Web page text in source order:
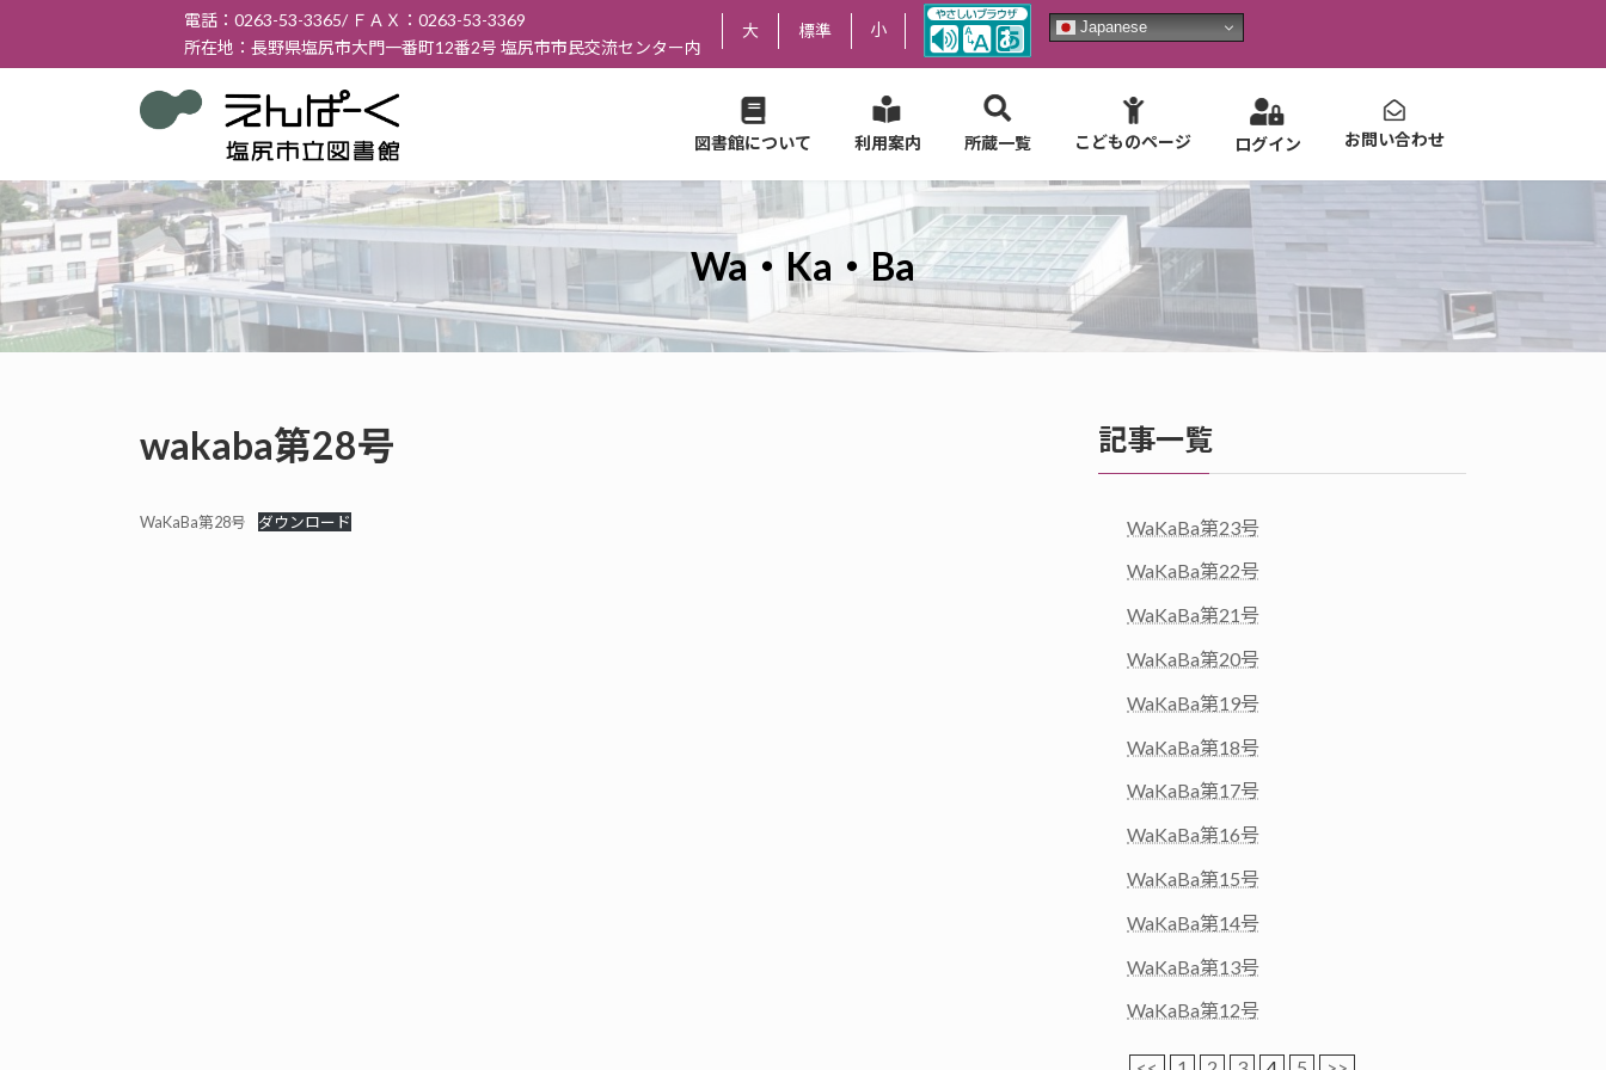
テ
ス
キ
ッ
ゲ
ン
に
移
電話：0263-53-3365/ ＦＡＸ：0263-53-3369
所在地：長野県塩尻市大門一番町12番2号 塩尻市市民交流センター内
大 標準 小 Japanese
図書館について 利用案内 所蔵一覧 こどものページ ログイン お問い合わせ
Wa・Ka・Ba
wakaba第28号
WaKaBa第28号 ダウンロード
記事一覧
WaKaBa第23号
WaKaBa第22号
WaKaBa第21号
WaKaBa第20号
WaKaBa第19号
WaKaBa第18号
WaKaBa第17号
WaKaBa第16号
WaKaBa第15号
WaKaBa第14号
WaKaBa第13号
WaKaBa第12号